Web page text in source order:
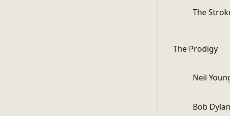
The
The Prodigy
Neil
Bob Dylan